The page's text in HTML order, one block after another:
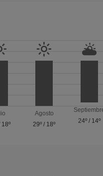
18º
Agosto
29º / 18º
24º/ 14º